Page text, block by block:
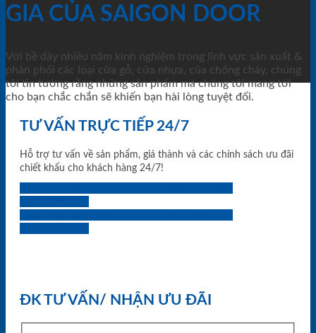
GIA CỦA SAIGON DOOR
Với bề dày nhiều năm kinh nghiệm trong lĩnh vực sản xuất &
phân phối các loại cửa gỗ, cửa nhựa, của chống cháy, chúng
tôi tin tưởng rằng những sản phẩm mà chúng tôi mang tới
cho bạn chắc chắn sẽ khiến bạn hài lòng tuyệt đối.
TƯ VẤN TRỰC TIẾP 24/7
Hỗ trợ tư vấn về sản phẩm, giá thành và các chính sách ưu đãi
chiết khấu cho khách hàng 24/7!
ĐK TƯ VẤN/ NHẬN ƯU ĐÃI